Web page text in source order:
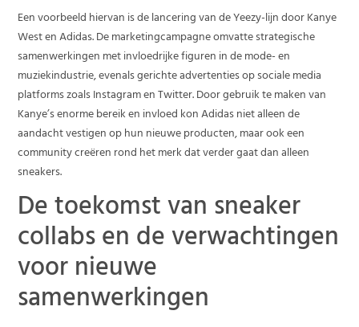
Een voorbeeld hiervan is de lancering van de Yeezy-lijn door Kanye
West en Adidas. De marketingcampagne omvatte strategische
samenwerkingen met invloedrijke figuren in de mode- en
muziekindustrie, evenals gerichte advertenties op sociale media
platforms zoals Instagram en Twitter. Door gebruik te maken van
Kanye’s enorme bereik en invloed kon Adidas niet alleen de
aandacht vestigen op hun nieuwe producten, maar ook een
community creëren rond het merk dat verder gaat dan alleen
sneakers.
De toekomst van sneaker
collabs en de verwachtingen
voor nieuwe
samenwerkingen